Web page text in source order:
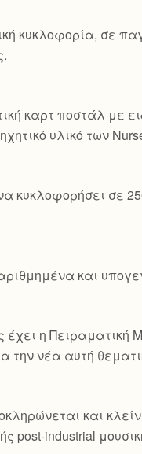
κυκλοφορία, σε
καρτ ποστάλ με
υλικό των
κυκλοφορήσει σε
και
έχει η
την νέα αυτή
και
post-industrial